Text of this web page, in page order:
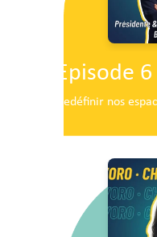
Episode 6
Redéfinir nos